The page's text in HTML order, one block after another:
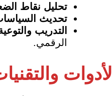
تحليل نقاط
تحديث
التدريب
الرقمي.
الأدوات